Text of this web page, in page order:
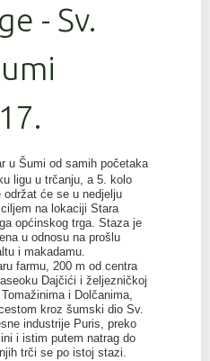
- Sv.
u Šumi od samih početaka
ligu u trčanju, a 5. kolo
će se u nedjelju
na lokaciji Stara
općinskog trga. Staza je
u odnosu na prošlu
i makadamu.
farmu, 200 m od centra
Dajčići i željezničkoj
i Dolčanima,
kroz šumski dio Sv.
industrije Puris, preko
i istim putem natrag do
trči se po istoj stazi.